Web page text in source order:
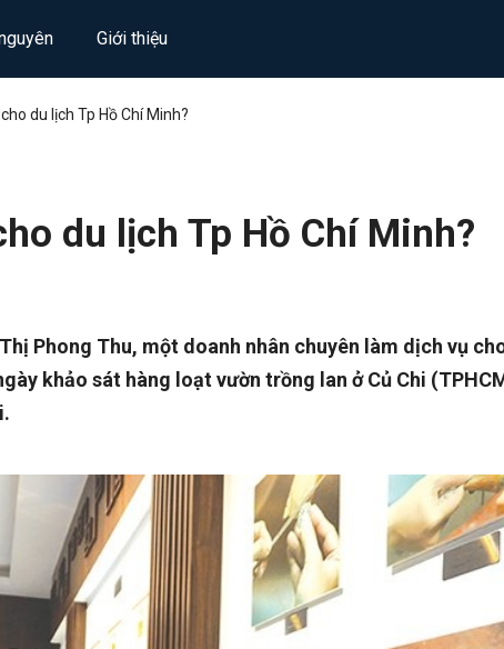
Giới thiệu
du lịch Tp Hồ Chí Minh?
du lịch Tp Hồ Chí Minh?
Phong Thu, một doanh nhân chuyên làm dịch vụ
khảo sát hàng loạt vườn trồng lan ở Củ Chi